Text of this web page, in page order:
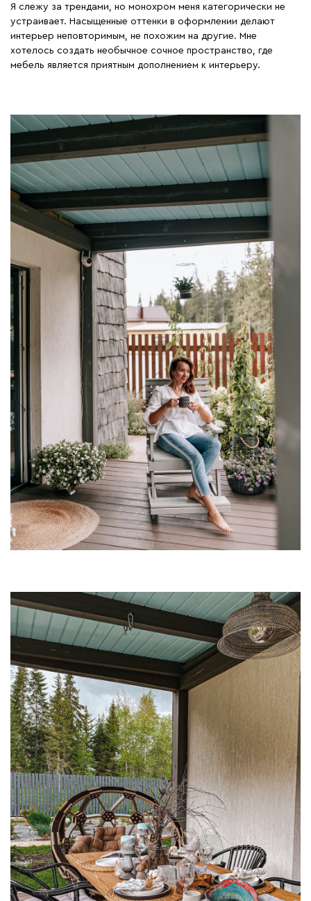
Я слежу за трендами, но монохром меня категорически не
устраивает. Насыщенные оттенки в оформлении делают
интерьер неповторимым, не похожим на другие. Мне
хотелось создать необычное сочное пространство, где
мебель является приятным дополнением к интерьеру.